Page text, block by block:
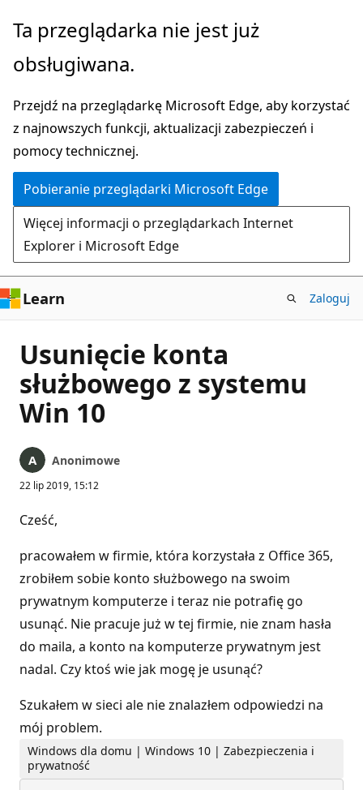
Przejdź
głównej
Ta przeglądarka nie jest już
obsługiwana.
Przejdź na przeglądarkę Microsoft Edge, aby korzystać
z najnowszych funkcji, aktualizacji zabezpieczeń i
pomocy technicznej.
Pobieranie przeglądarki Microsoft Edge
Więcej informacji o przeglądarkach Internet
Explorer i Microsoft Edge
Learn Zaloguj
Usunięcie konta
służbowego z systemu
Win 10
Anonimowe
22 lip 2019, 15:12
Cześć,
pracowałem w firmie, która korzystała z Office 365,
zrobiłem sobie konto służbowego na swoim
prywatnym komputerze i teraz nie potrafię go
usunąć. Nie pracuje już w tej firmie, nie znam hasła
do maila, a konto na komputerze prywatnym jest
nadal. Czy ktoś wie jak mogę je usunąć?
Szukałem w sieci ale nie znalazłem odpowiedzi na
mój problem.
Windows dla domu | Windows 10 | Zabezpieczenia i
prywatność